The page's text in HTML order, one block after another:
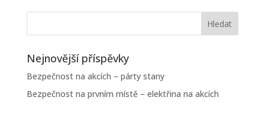
Nejnovější příspěvky
Bezpečnost na akcích – párty stany
Bezpečnost na prvním místě – elektřina na akcích